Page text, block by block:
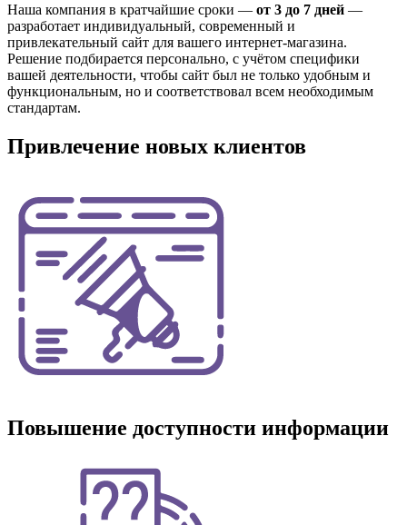
Наша компания в кратчайшие сроки — от 3 до 7 дней —
разработает индивидуальный, современный и
привлекательный сайт для вашего интернет-магазина.
Решение подбирается персонально, с учётом специфики
вашей деятельности, чтобы сайт был не только удобным и
функциональным, но и соответствовал всем необходимым
стандартам.
Привлечение новых клиентов
Повышение доступности информации